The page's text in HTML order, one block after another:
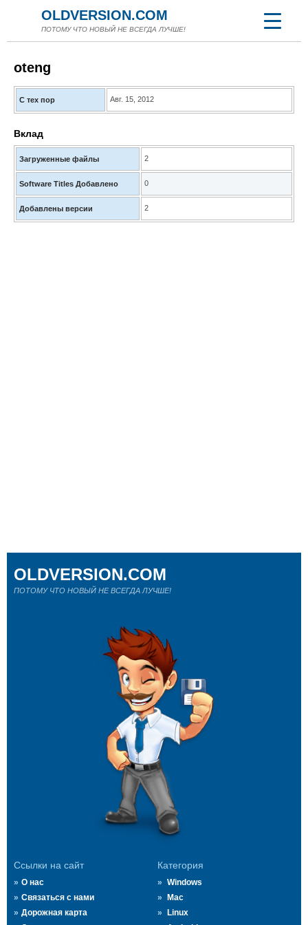
OLDVERSION.COM
ПОТОМУ ЧТО НОВЫЙ НЕ ВСЕГДА ЛУЧШЕ!
oteng
С тех пор Авг. 15, 2012
Вклад
Загруженные файлы 2
Software Titles Добавлено 0
Добавлены версии 2
Ссылки на сайт
О нас
Связаться с нами
Дорожная карта
Категория
Windows
Mac
Linux
OLDVERSION.COM
ПОТОМУ ЧТО НОВЫЙ НЕ ВСЕГДА ЛУЧШЕ!